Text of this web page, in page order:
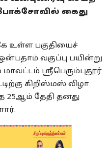
கைது
உள்ள பகுதியைச்
ஒன்பதாம் வகுப்பு பயின்று
மாவட்டம் ஸ்ரீபெரும்புதூர்
கிறிஸ்மஸ் விழா
தேதி தனது